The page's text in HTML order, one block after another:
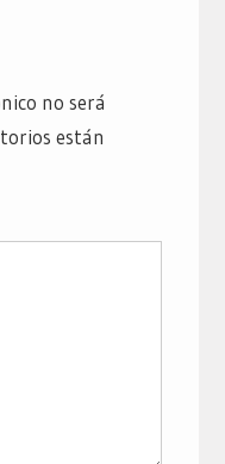
no será
están